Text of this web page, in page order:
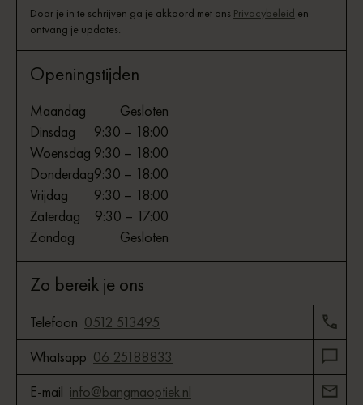
Door je in te schrijven ga je akkoord met ons Privacybeleid en
ontvang je updates.
Openingstijden
Maandag
Gesloten
Dinsdag
9:30 – 18:00
Woensdag 9:30 – 18:00
Donderdag9:30 – 18:00
Vrijdag
9:30 – 18:00
Zaterdag
9:30 – 17:00
Zondag
Gesloten
Zo bereik je ons
Telefoon 0512 513495
Whatsapp 06 25188833
E-mail info@bangmaoptiek.nl